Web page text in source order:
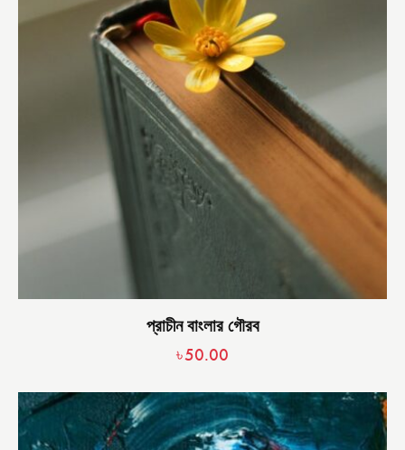
প্রাচীন বাংলার গৌরব
৳50.00